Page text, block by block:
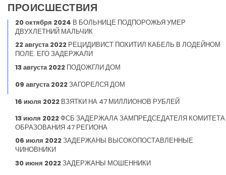
ПРОИСШЕСТВИЯ
20 октября 2024 В БОЛЬНИЦЕ ПОДПОРОЖЬЯ УМЕР
ДВУХЛЕТНИЙ МАЛЬЧИК
22 августа 2022 РЕЦИДИВИСТ ПОХИТИЛ КАБЕЛЬ В ЛОДЕЙНОМ
ПОЛЕ. ЕГО ЗАДЕРЖАЛИ
13 августа 2022 ПОДОЖГЛИ ДОМ
09 августа 2022ЗАГОРЕЛСЯ ДОМ
16 июля 2022 ВЗЯТКИ НА 47 МИЛЛИОНОВ РУБЛЕЙ
13 июля 2022ФСБ ЗАДЕРЖАЛА ЗАМПРЕДСЕДАТЕЛЯ КОМИТЕТА
ОБРАЗОВАНИЯ 47 РЕГИОНА
06 июля 2022ЗАДЕРЖАНЫ ВЫСОКОПОСТАВЛЕННЫЕ
ЧИНОВНИКИ
30 июня 2022ЗАДЕРЖАНЫ МОШЕННИКИ